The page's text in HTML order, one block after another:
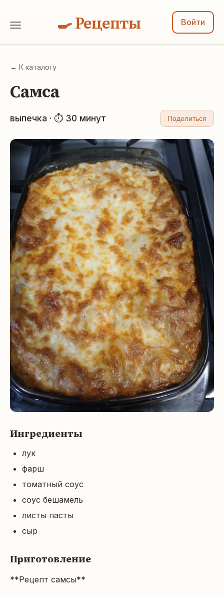
🍳 Рецепты Войти
← К каталогу
Самса
выпечка · ⏱ 30 минут Поделиться
Ингредиенты
лук
фарш
томатный соус
соус бешамель
листы пасты
сыр
Приготовление
**Рецепт самсы**